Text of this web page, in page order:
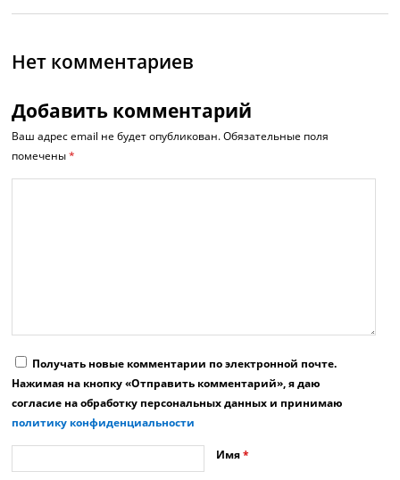
Нет комментариев
Добавить комментарий
Ваш адрес email не будет опубликован. Обязательные поля
помечены*
Получать новые комментарии по электронной почте.
Нажимая на кнопку «Отправить комментарий», я даю
согласие на обработку персональных данных и принимаю
политику конфиденциальности
Имя*